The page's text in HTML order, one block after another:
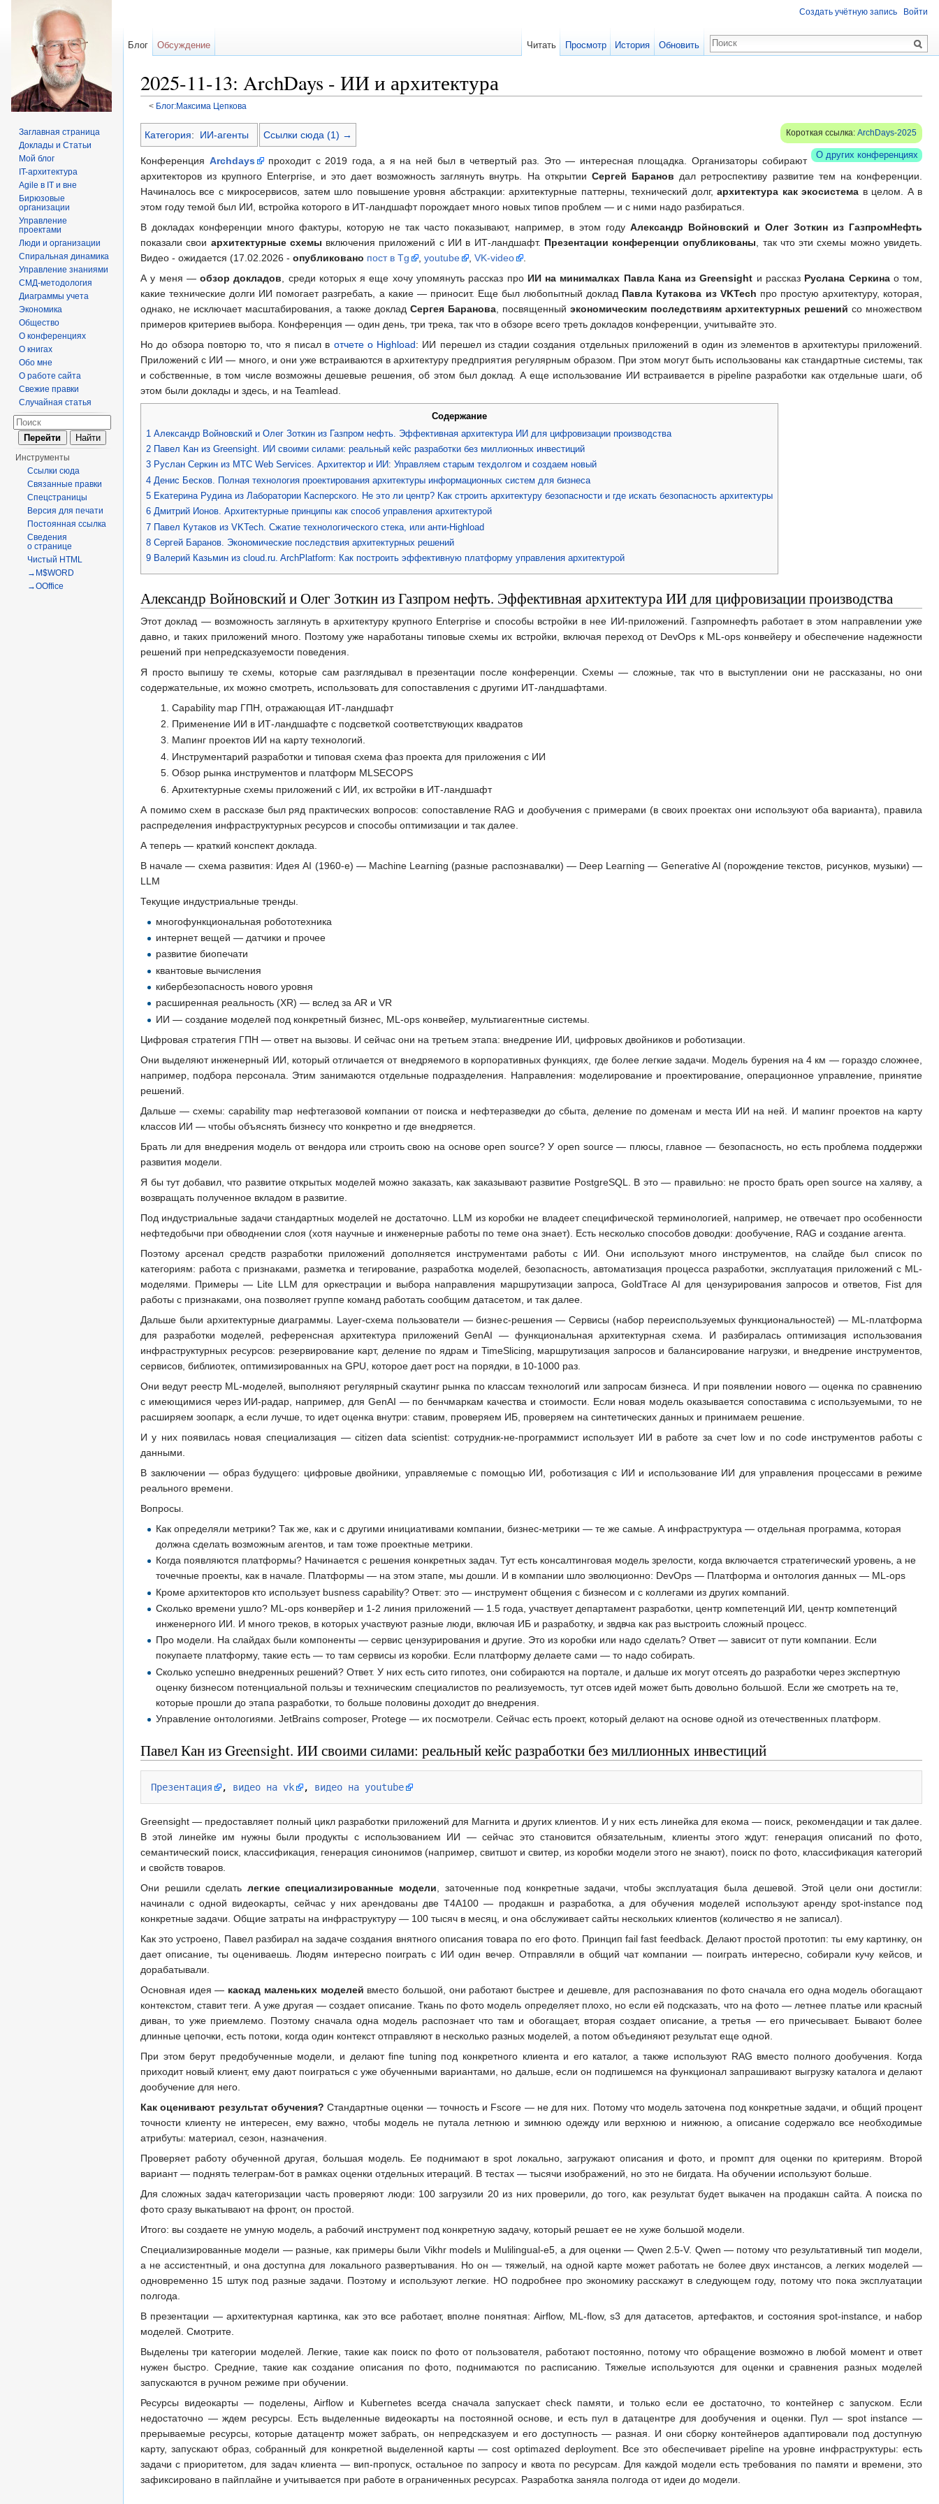
2025-11-13: ArchDays - ИИ и архитектура
< Блог:Максима Цепкова
Категория: ИИ-агенты Короткая ссылка: ArchDays-2025
Ссылки сюда (1) →
О других конференциях
Конференция Archdays
проходит с 2019 года, а я на ней был в четвертый раз. Это — интересная площадка. Организаторы собирают
архитекторов из крупного Enterprise, и это дает возможность заглянуть внутрь. На открытии Сергей Баранов дал ретроспективу развитие тем на конференции.
Начиналось все с микросервисов, затем шло повышение уровня абстракции: архитектурные паттерны, технический долг,архитектура как экосистема в целом. А в
этом году темой был ИИ, встройка которого в ИТ-ландшафт порождает много новых типов проблем — и с ними надо разбираться.
В докладах конференции много фактуры, которую не так часто показывают, например, в этом году Александр Войновский и Олег Зоткин из ГазпромНефть
показали свои архитектурные схемы включения приложений с ИИ в ИТ-ландшафт. Презентации конференции опубликованы , так что эти схемы можно увидеть.
Видео - ожидается (17.02.2026 - опубликовано пост в Tg youtube VK-video
А у меня —обзор докладов , среди которых я еще хочу упомянуть рассказ про ИИ на минималках Павла Кана из Greensight и рассказ Руслана Серкинао том,
какие технические долги ИИ помогает разгребать, а какие — приносит. Еще был любопытный доклад Павла Кутакова из VKTech про простую архитектуру, которая,
однако, не исключает масштабирования, а также доклад Сергея Баранова , посвященный экономическим последствиям архитектурных решений со множеством
примеров критериев выбора. Конференция — один день, три трека, так что в обзоре всего треть докладов конференции, учитывайте это.
Но до обзора повторю то, что я писал в отчете о Highload: ИИ перешел из стадии создания отдельных приложений в один из элементов в архитектуры приложений.
Приложений с ИИ — много, и они уже встраиваются в архитектуру предприятия регулярным образом. При этом могут быть использованы как стандартные системы, так
и собственные, в том числе возможны дешевые решения, об этом был доклад. А еще использование ИИ встраивается в pipeline разработки как отдельные шаги, об
этом были доклады и здесь, и на Teamlead.
Содержание
1 Александр Войновский и Олег Зоткин из Газпром нефть. Эффективная архитектура ИИ для цифровизации производства
2 Павел Кан из Greensight. ИИ своими силами: реальный кейс разработки без миллионных инвестиций
3 Руслан Серкин из МТС Web Services. Архитектор и ИИ: Управляем старым техдолгом и создаем новый
4 Денис Бесков. Полная технология проектирования архитектуры информационных систем для бизнеса
5 Екатерина Рудина из Лаборатории Касперского. Не это ли центр? Как строить архитектуру безопасности и где искать безопасность архитектуры
6 Дмитрий Ионов. Архитектурные принципы как способ управления архитектурой
7 Павел Кутаков из VKTech. Сжатие технологического стека, или анти-Highload
8 Сергей Баранов. Экономические последствия архитектурных решений
9 Валерий Казьмин из cloud.ru. ArchPlatform: Как построить эффективную платформу управления архитектурой
Александр Войновский и Олег Зоткин из Газпром нефть. Эффективная архитектура ИИ для цифровизации производства
Этот доклад — возможность заглянуть в архитектуру крупного Enterprise и способы встройки в нее ИИ-приложений. Газпромнефть работает в этом направлении уже
давно, и таких приложений много. Поэтому уже наработаны типовые схемы их встройки, включая переход от DevOps к ML-ops конвейеру и обеспечение надежности
решений при непредсказуемости поведения.
Я просто выпишу те схемы, которые сам разглядывал в презентации после конференции. Схемы — сложные, так что в выступлении они не рассказаны, но они
содержательные, их можно смотреть, использовать для сопоставления с другими ИТ-ландшафтами.
Capability map ГПН, отражающая ИТ-ландшафт
Применение ИИ в ИТ-ландшафте с подсветкой соответствующих квадратов
Мапинг проектов ИИ на карту технологий.
Инструментарий разработки и типовая схема фаз проекта для приложения с ИИ
Обзор рынка инструментов и платформ MLSECOPS
Архитектурные схемы приложений с ИИ, их встройки в ИТ-ландшафт
А помимо схем в рассказе был ряд практических вопросов: сопоставление RAG и дообучения с примерами (в своих проектах они используют оба варианта), правила
распределения инфраструктурных ресурсов и способы оптимизации и так далее.
А теперь — краткий конспект доклада.
В начале — схема развития: Идея AI (1960-е) — Machine Learning (разные распознавалки) — Deep Learning — Generative AI (порождение текстов, рисунков, музыки) —
LLM
Текущие индустриальные тренды.
многофункциональная робототехника
интернет вещей — датчики и прочее
развитие биопечати
квантовые вычисления
кибербезопасность нового уровня
расширенная реальность (XR) — вслед за AR и VR
ИИ — создание моделей под конкретный бизнес, ML-ops конвейер, мультиагентные системы.
Цифровая стратегия ГПН — ответ на вызовы. И сейчас они на третьем этапа: внедрение ИИ, цифровых двойников и роботизации.
Они выделяют инженерный ИИ, который отличается от внедряемого в корпоративных функциях, где более легкие задачи. Модель бурения на 4 км — гораздо сложнее,
например, подбора персонала. Этим занимаются отдельные подразделения. Направления: моделирование и проектирование, операционное управление, принятие
решений.
Дальше — схемы: capability map нефтегазовой компании от поиска и нефтеразведки до сбыта, деление по доменам и места ИИ на ней. И мапинг проектов на карту
классов ИИ — чтобы объяснять бизнесу что конкретно и где внедряется.
Брать ли для внедрения модель от вендора или строить свою на основе open source? У open source — плюсы, главное — безопасность, но есть проблема поддержки
развития модели.
Я бы тут добавил, что развитие открытых моделей можно заказать, как заказывают развитие PostgreSQL. B это — правильно: не просто брать open source на халяву, а
возвращать полученное вкладом в развитие.
Под индустриальные задачи стандартных моделей не достаточно. LLM из коробки не владеет специфической терминологией, например, не отвечает про особенности
нефтедобычи при обводнении слоя (хотя научные и инженерные работы по теме она знает). Есть несколько способов доводки: дообучение, RAG и создание агента.
Поэтому арсенал средств разработки приложений дополняется инструментами работы с ИИ. Они используют много инструментов, на слайде был список по
категориям: работа с признаками, разметка и тегирование, разработка моделей, безопасность, автоматизация процесса разработки, эксплуатация приложений с ML-
моделями. Примеры — Lite LLM для оркестрации и выбора направления маршрутизации запроса, GoldTrace AI для цензурирования запросов и ответов, Fist для
работы с признаками, она позволяет группе команд работать сообщим датасетом, и так далее.
Дальше были архитектурные диаграммы. Layer-схема пользователи — бизнес-решения — Сервисы (набор переиспользуемых функциональностей) — ML-платформа
для разработки моделей, референсная архитектура приложений GenAI — функциональная архитектурная схема. И разбиралась оптимизация использования
инфраструктурных ресурсов: резервирование карт, деление по ядрам и TimeSlicing, маршрутизация запросов и балансирование нагрузки, и внедрение инструментов,
сервисов, библиотек, оптимизированных на GPU, которое дает рост на порядки, в 10-1000 раз.
Они ведут реестр ML-моделей, выполняют регулярный скаутинг рынка по классам технологий или запросам бизнеса. И при появлении нового — оценка по сравнению
с имеющимися через ИИ-радар, например, для GenAI — по бенчмаркам качества и стоимости. Если новая модель оказывается сопоставима с используемыми, то не
расширяем зоопарк, а если лучше, то идет оценка внутри: ставим, проверяем ИБ, проверяем на синтетических данных и принимаем решение.
И у них появилась новая специализация — citizen data scientist: сотрудник-не-программист использует ИИ в работе за счет low и no code инструментов работы с
данными.
В заключении — образ будущего: цифровые двойники, управляемые с помощью ИИ, роботизация с ИИ и использование ИИ для управления процессами в режиме
реального времени.
Вопросы.
Как определяли метрики? Так же, как и с другими инициативами компании, бизнес-метрики — те же самые. А инфраструктура — отдельная программа, которая
должна сделать возможным агентов, и там тоже проектные метрики.
Когда появляются платформы? Начинается с решения конкретных задач. Тут есть консалтинговая модель зрелости, когда включается стратегический уровень, а не
точечные проекты, как в начале. Платформы — на этом этапе, мы дошли. И в компании шло эволюционно: DevOps — Платформа и онтология данных — ML-ops
Кроме архитекторов кто использует busness capability? Ответ: это — инструмент общения с бизнесом и с коллегами из других компаний.
Сколько времени ушло? ML-ops конверйер и 1-2 линия приложений — 1.5 года, участвует департамент разработки, центр компетенций ИИ, центр компетенций
инженерного ИИ. И много треков, в которых участвуют разные люди, включая ИБ и разработку, и звдвча как раз выстроить сложный процесс.
Про модели. На слайдах были компоненты — сервис цензурирования и другие. Это из коробки или надо сделать? Ответ — зависит от пути компании. Если
покупаете платформу, такие есть — то там сервисы из коробки. Если платформу делаете сами — то надо собирать.
Сколько успешно внедренных решений? Ответ. У них есть сито гипотез, они собираются на портале, и дальше их могут отсеять до разработки через экспертную
оценку бизнесом потенциальной пользы и техническим специалистов по реализуемость, тут отсев идей может быть довольно большой. Если же смотреть на те,
которые прошли до этапа разработки, то больше половины доходит до внедрения.
Управление онтологиями. JetBrains composer, Protege — их посмотрели. Сейчас есть проект, который делают на основе одной из отечественных платформ.
Павел Кан из Greensight. ИИ своими силами: реальный кейс разработки без миллионных инвестиций
Презентация , видео на vk , видео на youtube
Greensight — предоставляет полный цикл разработки приложений для Магнита и других клиентов. И у них есть линейка для екома — поиск, рекомендации и так далее.
В этой линейке им нужны были продукты с использованием ИИ — сейчас это становится обязательным, клиенты этого ждут: генерация описаний по фото,
семантический поиск, классификация, генерация синонимов (например, свитшот и свитер, из коробки модели этого не знают), поиск по фото, классификация категорий
и свойств товаров.
Они решили сделать легкие специализированные модели, заточенные под конкретные задачи, чтобы эксплуатация была дешевой. Этой цели они достигли:
начинали с одной видеокарты, сейчас у них арендованы две T4A100 — продакшн и разработка, а для обучения моделей используют аренду spot-instance под
конкретные задачи. Общие затраты на инфраструктуру — 100 тысяч в месяц, и она обслуживает сайты нескольких клиентов (количество я не записал).
Как это устроено, Павел разбирал на задаче создания внятного описания товара по его фото. Принцип fail fast feedback. Делают простой прототип: ты ему картинку, он
дает описание, ты оцениваешь. Людям интересно поиграть с ИИ один вечер. Отправляли в общий чат компании — поиграть интересно, собирали кучу кейсов, и
дорабатывали.
Основная идея — каскад маленьких моделей вместо большой, они работают быстрее и дешевле, для распознавания по фото сначала его одна модель обогащают
контекстом, ставит теги. А уже другая — создает описание. Ткань по фото модель определяет плохо, но если ей подсказать, что на фото — летнее платье или красный
диван, то уже приемлемо. Поэтому сначала одна модель распознает что там и обогащает, вторая создает описание, а третья — его причесывает. Бывают более
длинные цепочки, есть потоки, когда один контекст отправляют в несколько разных моделей, а потом объединяют результат еще одной.
При этом берут предобученные модели, и делают fine tuning под конкретного клиента и его каталог, а также используют RAG вместо полного дообучения. Когда
приходит новый клиент, ему дают поиграться с уже обученными вариантами, но дальше, если он подпишемся на функционал запрашивают выгрузку каталога и делают
дообучение для него.
Как оценивают результат обучения? Стандартные оценки — точность и Fscore — не для них. Потому что модель заточена под конкретные задачи, и общий процент
точности клиенту не интересен, ему важно, чтобы модель не путала летнюю и зимнюю одежду или верхнюю и нижнюю, а описание содержало все необходимые
атрибуты: материал, сезон, назначения.
Проверяет работу обученной другая, большая модель. Ее поднимают в spot локально, загружают описания и фото, и промпт для оценки по критериям. Второй
вариант — поднять телеграм-бот в рамках оценки отдельных итераций. В тестах — тысячи изображений, но это не бигдата. На обучении используют больше.
Для сложных задач категоризации часть проверяют люди: 100 загрузили 20 из них проверили, до того, как результат будет выкачен на продакшн сайта. А поиска по
фото сразу выкатывают на фронт, он простой.
Итого: вы создаете не умную модель, а рабочий инструмент под конкретную задачу, который решает ее не хуже большой модели.
Специализированные модели — разные, как примеры были Vikhr models и Mulilingual-e5, а для оценки — Qwen 2.5-V. Qwen — потому что результативный тип модели,
а не ассистентный, и она доступна для локального развертывания. Но он — тяжелый, на одной карте может работать не более двух инстансов, а легких моделей —
одновременно 15 штук под разные задачи. Поэтому и используют легкие. НО подробнее про экономику расскажут в следующем году, потому что пока эксплуатации
полгода.
В презентации — архитектурная картинка, как это все работает, вполне понятная: Airflow, ML-flow, s3 для датасетов, артефактов, и состояния spot-instance, и набор
моделей. Смотрите.
Выделены три категории моделей. Легкие, такие как поиск по фото от пользователя, работают постоянно, потому что обращение возможно в любой момент и ответ
нужен быстро. Средние, такие как создание описания по фото, поднимаются по расписанию. Тяжелые используются для оценки и сравнения разных моделей
запускаются в ручном режиме при обучении.
Ресурсы видеокарты — поделены, Airflow и Kubernetes всегда сначала запускает check памяти, и только если ее достаточно, то контейнер с запуском. Если
недостаточно — ждем ресурсы. Есть выделенные видеокарты на постоянной основе, и есть пул в датацентре для дообучения и оценки. Пул — spot instance —
прерываемые ресурсы, которые датацентр может забрать, он непредсказуем и его доступность — разная. И они сборку контейнеров адаптировали под доступную
карту, запускают образ, собранный для конкретной выделенной карты — cost optimazed deployment. Все это обеспечивает pipeline на уровне инфраструктуры: есть
задачи с приоритетом, для задач клиента — вип-пропуск, остальное по запросу и квота по ресурсам. Для каждой модели есть требования по памяти и времени, это
зафиксировано в пайплайне и учитывается при работе в ограниченных ресурсах. Разработка заняла полгода от идеи до модели.
Создать учётную запись Войти
Блог Обсуждение Читать Просмотр История Обновить
Заглавная страница
Доклады и Статьи
Мой блог
IT-архитектура
Agile в IT и вне
Бирюзовые
организации
Управление
проектами
Люди и организации
Спиральная динамика
Управление знаниями
СМД-методология
Диаграммы учета
Экономика
Общество
О конференциях
О книгах
Обо мне
О работе сайта
Свежие правки
Случайная статья
Инструменты
Ссылки сюда
Связанные правки
Спецстраницы
Версия для печати
Постоянная ссылка
Сведения
о странице
Чистый HTML
→M$WORD
→OOffice